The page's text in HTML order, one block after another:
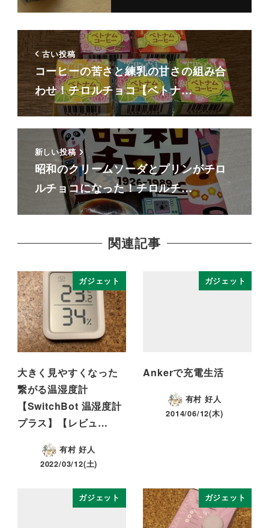
古い投稿
コーヒーの苦さと練乳の甘さの組み合
わせ！チロルチョコ【ベトナ…
新しい投稿
昭和のクリームソーダとプリンがチロ
ルチョコになった！チロルチ…
関連記事
ガジェット
大きく見やすくなった
繋がる温湿度計
【SwitchBot 温湿度計
プラス】【レビュ…
有村 好人
2022/03/12(土)
ガジェット
Ankerで充電生活
有村 好人
2014/06/12(木)
ガジェット ガジェット